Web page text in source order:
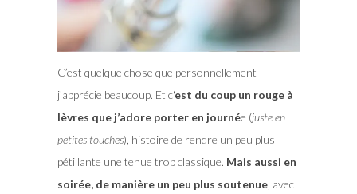
C’est quelque chose que personnellement
j’apprécie beaucoup. Et c‘est du coup un rouge à
lèvres que j’adore porter en journée (juste en
petites touches), histoire de rendre un peu plus
pétillante une tenue trop classique. Mais aussi en
soirée, de manière un peu plus soutenue, avec